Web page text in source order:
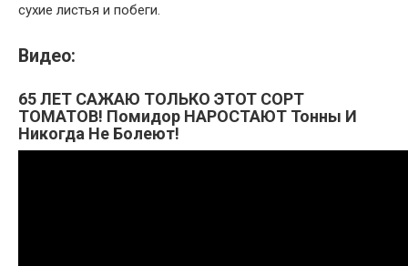
сухие листья и побеги.
Видео:
65 ЛЕТ САЖАЮ ТОЛЬКО ЭТОТ СОРТ
ТОМАТОВ! Помидор НАРОСТАЮТ Тонны И
Никогда Не Болеют!